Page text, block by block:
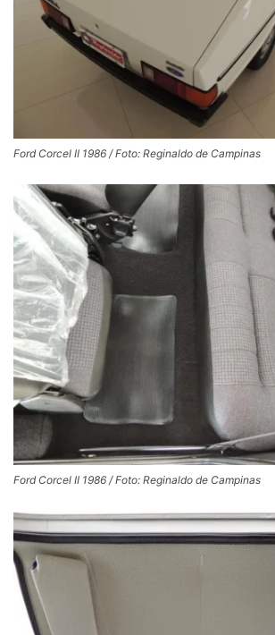
Ford Corcel II 1986 / Foto: Reginaldo de Campinas
Ford Corcel II 1986 / Foto: Reginaldo de Campinas